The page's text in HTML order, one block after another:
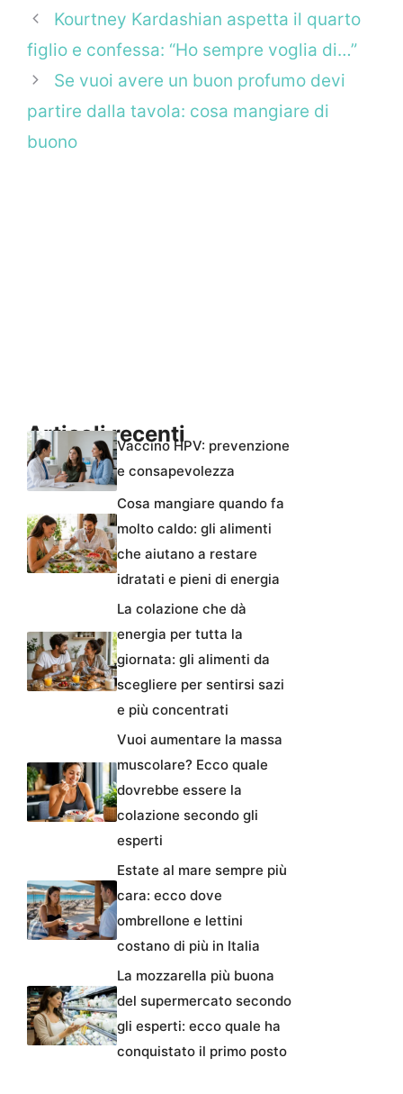
Kourtney Kardashian aspetta il quarto
figlio e confessa: “Ho sempre voglia di…”
Se vuoi avere un buon profumo devi
partire dalla tavola: cosa mangiare di
buono
Articoli recentiVaccino HPV: prevenzione
e consapevolezza
Cosa mangiare quando fa
molto caldo: gli alimenti
che aiutano a restare
idratati e pieni di energia
La colazione che dà
energia per tutta la
giornata: gli alimenti da
scegliere per sentirsi sazi
e più concentrati
Vuoi aumentare la massa
muscolare? Ecco quale
dovrebbe essere la
colazione secondo gli
esperti
Estate al mare sempre più
cara: ecco dove
ombrellone e lettini
costano di più in Italia
La mozzarella più buona
del supermercato secondo
gli esperti: ecco quale ha
conquistato il primo posto